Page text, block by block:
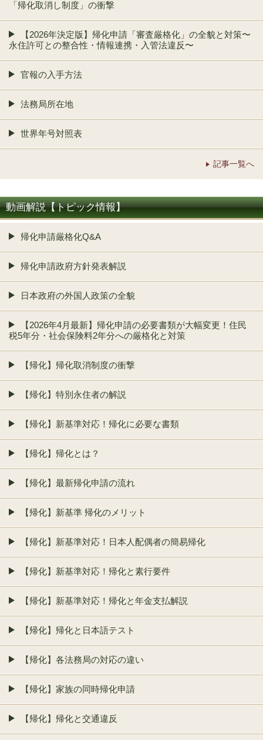
「帰化取消し制度」の衝撃
【2026年決定版】帰化申請「審査厳格化」の全貌と対策〜
永住許可との整合性・情報連携・入管法違反〜
官報の入手方法
法務局所在地
世界年号対照表
記事一覧へ
動画解説【トピック情報】
帰化申請厳格化Q&A
帰化申請政府方針発表解説
日本政府の外国人政策の全貌
【2026年4月最新】帰化申請の必要書類が大幅変更！住民
税5年分・社会保険料2年分への厳格化と対策
【帰化】帰化取消制度の衝撃
【帰化】特別永住者の解説
【帰化】新基準対応！帰化に必要な書類
【帰化】帰化とは？
【帰化】最新帰化申請の流れ
【帰化】新基準 帰化のメリット
【帰化】新基準対応！日本人配偶者の簡易帰化
【帰化】新基準対応！帰化と素行要件
【帰化】新基準対応！帰化と年金支払解説
【帰化】帰化と日本語テスト
【帰化】各法務局の対応の違い
【帰化】家族の同時帰化申請
【帰化】帰化と交通違反